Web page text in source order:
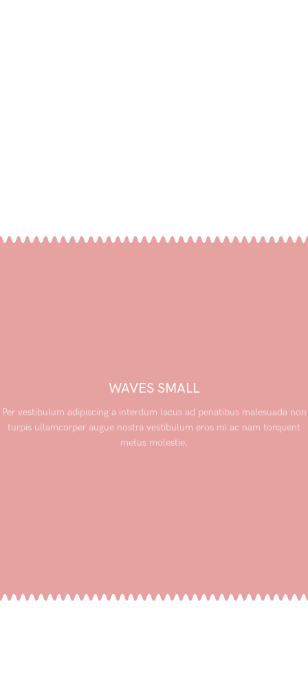
WAVES SMALL
Per vestibulum adipiscing a interdum lacus ad penatibus malesuada non
turpis ullamcorper augue nostra vestibulum eros mi ac nam torquent
metus molestie.